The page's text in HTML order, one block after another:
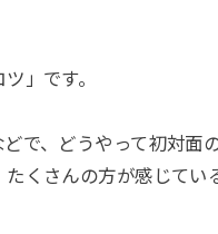
」です。
で、どうやって初対面
くさんの方が感じてい